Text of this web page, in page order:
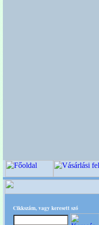
Cikkszám, vagy keresett szó
Mestere!